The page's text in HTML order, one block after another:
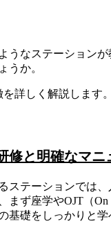
うなステーション
うか。
詳しく解説します。
修と明確なマニ
ステーションでは
ず座学やOJT（On
基礎をしっかりと